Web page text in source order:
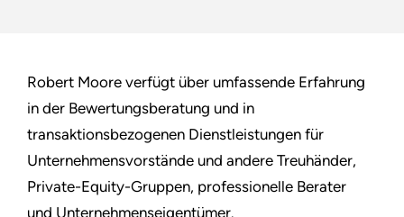
Robert Moore verfügt über umfassende Erfahrung
in der Bewertungsberatung und in
transaktionsbezogenen Dienstleistungen für
Unternehmensvorstände und andere Treuhänder,
Private-Equity-Gruppen, professionelle Berater
und Unternehmenseigentümer.